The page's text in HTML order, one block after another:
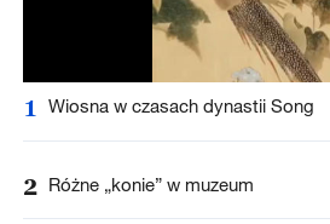
1 Wiosna w czasach dynastii Song
2 Różne „konie” w muzeum